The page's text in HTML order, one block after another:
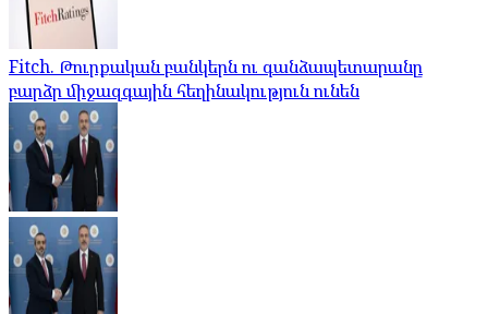
Fitch. Թուրքական բանկերն ու գանձապետարանը
բարձր միջազգային հեղինակություն ունեն